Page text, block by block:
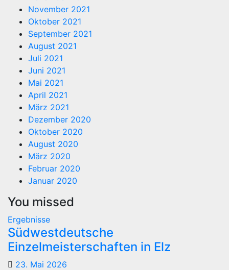
November 2021
Oktober 2021
September 2021
August 2021
Juli 2021
Juni 2021
Mai 2021
April 2021
März 2021
Dezember 2020
Oktober 2020
August 2020
März 2020
Februar 2020
Januar 2020
You missed
Ergebnisse
Südwestdeutsche
Einzelmeisterschaften in Elz
23. Mai 2026